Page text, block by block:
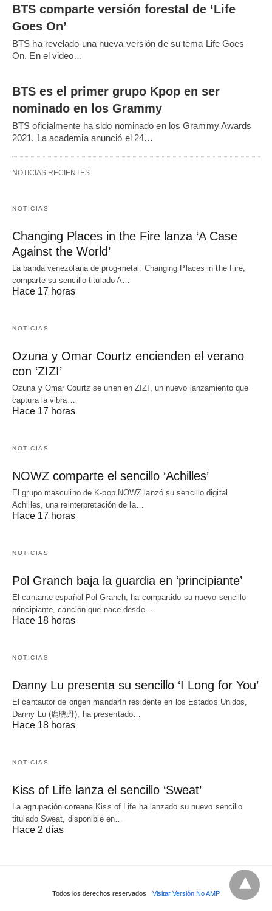
BTS comparte versión forestal de ‘Life
Goes On’
BTS ha revelado una nueva versión de su tema Life Goes
On. En el video…
BTS es el primer grupo Kpop en ser
nominado en los Grammy
BTS oficialmente ha sido nominado en los Grammy Awards
2021. La academia anunció el 24…
NOTICIAS RECIENTES
NOTICIAS
Changing Places in the Fire lanza ‘A Case
Against the World’
La banda venezolana de prog-metal, Changing Places in the Fire,
comparte su sencillo titulado A…
Hace 17 horas
NOTICIAS
Ozuna y Omar Courtz encienden el verano
con ‘ZIZI’
Ozuna y Omar Courtz se unen en ZIZI, un nuevo lanzamiento que
captura la vibra…
Hace 17 horas
NOTICIAS
NOWZ comparte el sencillo ‘Achilles’
El grupo masculino de K-pop NOWZ lanzó su sencillo digital
Achilles, una reinterpretación de la…
Hace 17 horas
NOTICIAS
Pol Granch baja la guardia en ‘principiante’
El cantante español Pol Granch, ha compartido su nuevo sencillo
principiante, canción que nace desde…
Hace 18 horas
NOTICIAS
Danny Lu presenta su sencillo ‘I Long for You’
El cantautor de origen mandarín residente en los Estados Unidos,
Danny Lu (鹿晓丹), ha presentado…
Hace 18 horas
NOTICIAS
Kiss of Life lanza el sencillo ‘Sweat’
La agrupación coreana Kiss of Life ha lanzado su nuevo sencillo
titulado Sweat, disponible en…
Hace 2 días
Todos los derechos reservados Visitar Versión No AMP